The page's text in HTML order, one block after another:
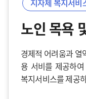
지자체 복지서비
노인 목욕
경제적 어려움과 열
용 서비를 제공하
복지서비스를 제공